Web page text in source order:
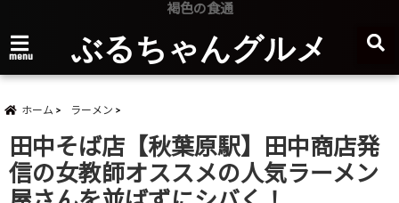
褐色の食通
menu ぶるちゃんグルメ
ホーム ラーメン
田中そば店【秋葉原駅】田中商店発
信の女教師オススメの人気ラーメン